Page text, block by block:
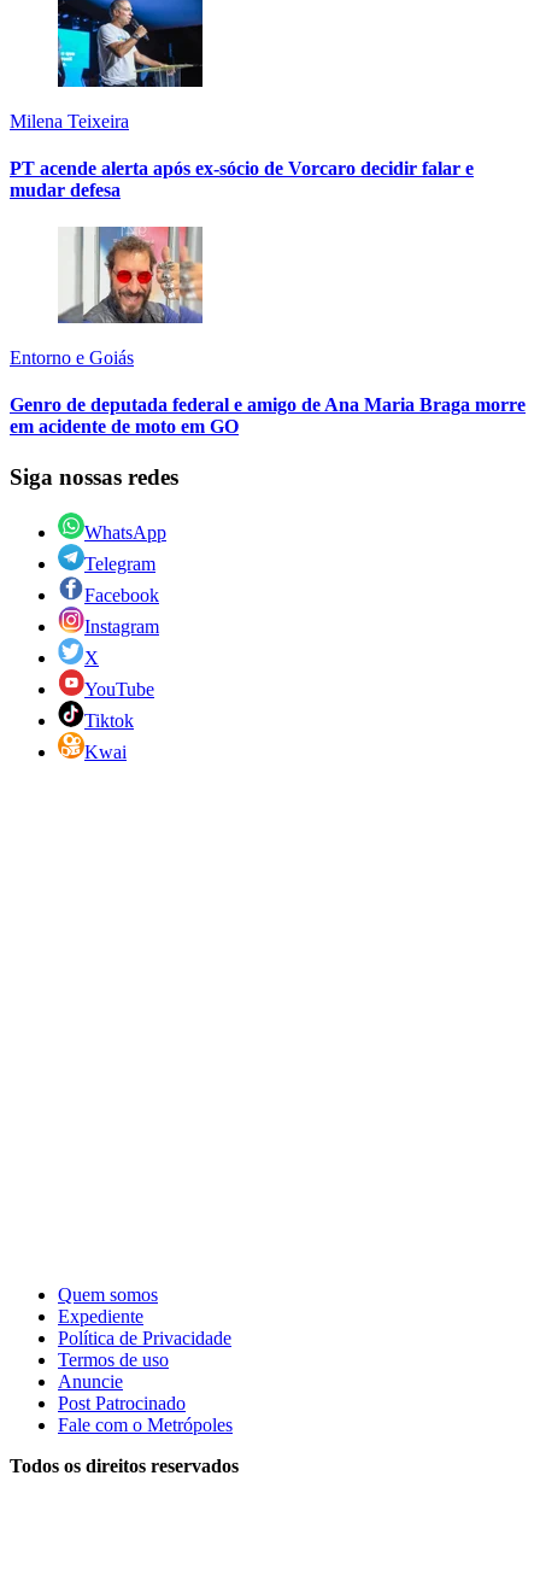
Milena Teixeira
PT acende alerta após ex-sócio de Vorcaro decidir falar e
mudar defesa
Entorno e Goiás
Genro de deputada federal e amigo de Ana Maria Braga morre
em acidente de moto em GO
Siga nossas redes
WhatsApp
Telegram
Facebook
Instagram
X
YouTube
Tiktok
Kwai
Quem somos
Expediente
Política de Privacidade
Termos de uso
Anuncie
Post Patrocinado
Fale com o Metrópoles
Todos os direitos reservados